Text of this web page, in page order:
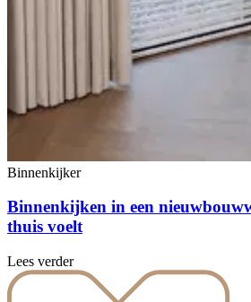
Binnenkijker
Binnenkijken in een
thuis voelt
Lees verder